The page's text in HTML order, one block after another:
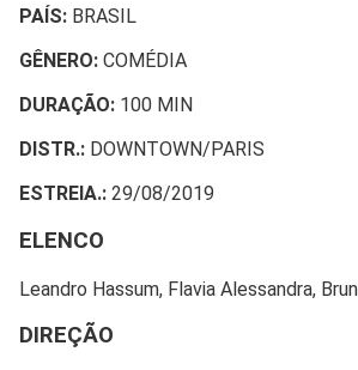
PAÍS: BRASIL
GÊNERO: COMÉDIA
DURAÇÃO: 100 MIN
DISTR.: DOWNTOWN/PARIS
ESTREIA.: 29/08/2019
ELENCO
Leandro Hassum, Flavia Alessandra,
DIREÇÃO